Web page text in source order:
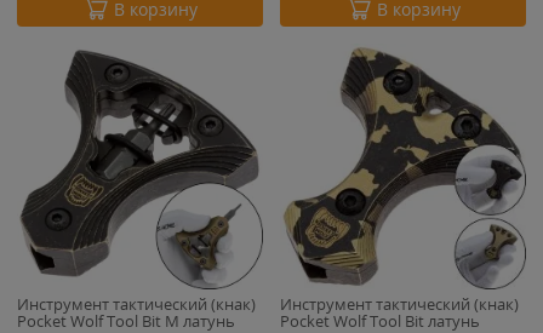
В корзину В корзину
Инструмент тактический (кнак)
Pocket Wolf Tool Bit M латунь
Инструмент тактический (кнак)
Pocket Wolf Tool Bit латунь